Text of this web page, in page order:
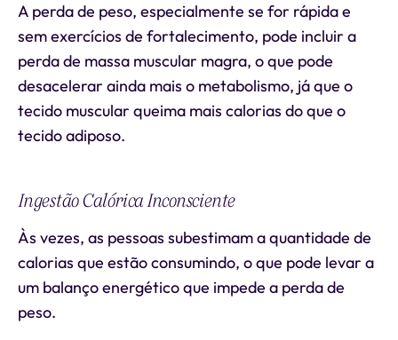
A perda de peso, especialmente se for rápida e
sem exercícios de fortalecimento, pode incluir a
perda de massa muscular magra, o que pode
desacelerar ainda mais o metabolismo, já que o
tecido muscular queima mais calorias do que o
tecido adiposo.
Ingestão Calórica Inconsciente
Às vezes, as pessoas subestimam a quantidade de
calorias que estão consumindo, o que pode levar a
um balanço energético que impede a perda de
peso.